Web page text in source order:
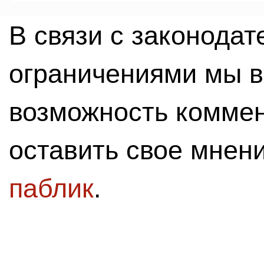
В связи с
ограничениями мы
возможность
оставить свое
паблик.